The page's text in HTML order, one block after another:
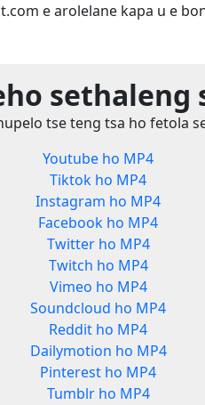
e arolelane kapa u e
sethaleng
tse teng tsa ho fetola
Youtube ho MP4
Tiktok ho MP4
Instagram ho MP4
Facebook ho MP4
Twitter ho MP4
Twitch ho MP4
Vimeo ho MP4
Soundcloud ho MP4
Reddit ho MP4
Dailymotion ho MP4
Pinterest ho MP4
Tumblr ho MP4